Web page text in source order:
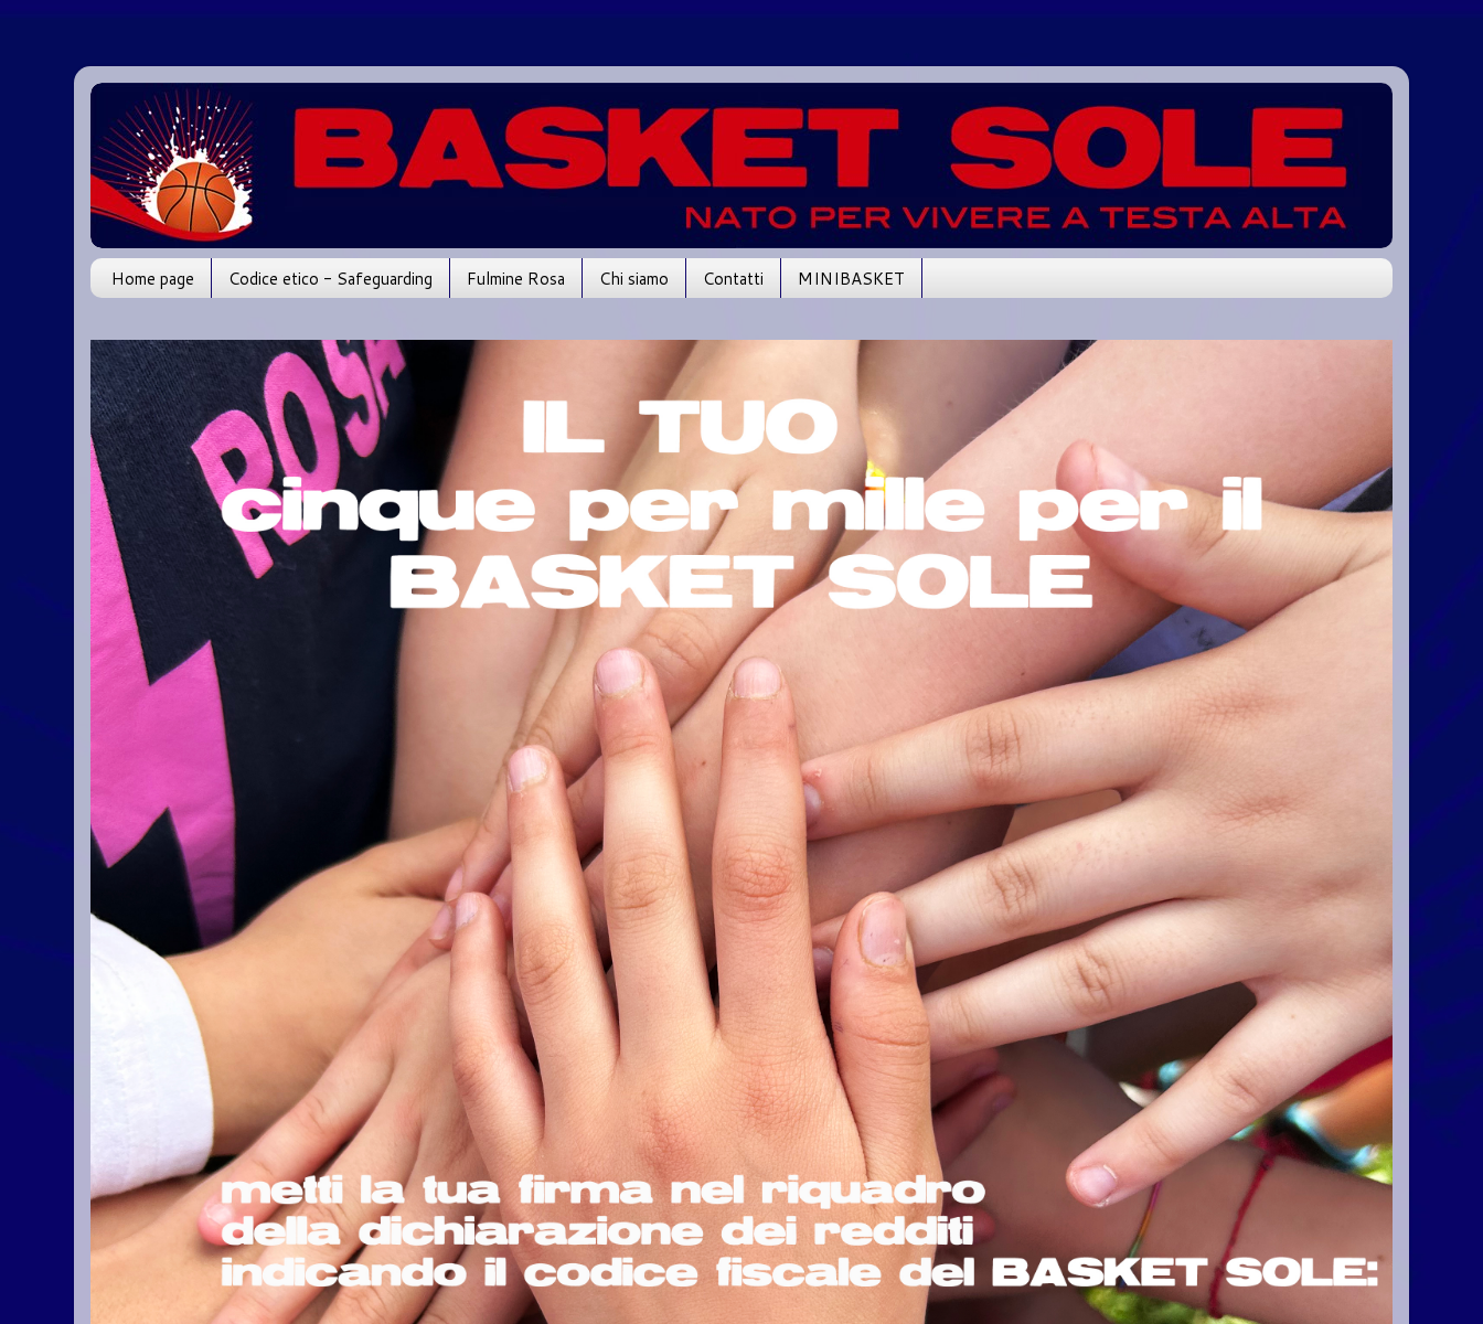
Home page Codice etico - Safeguarding Fulmine Rosa Chi siamo Contatti MINIBASKET